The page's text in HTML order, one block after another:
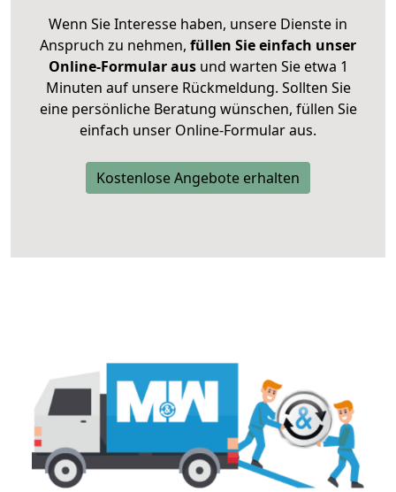
Wenn Sie Interesse haben, unsere Dienste in
Anspruch zu nehmen, füllen Sie einfach unser
Online-Formular ausund warten Sie etwa 1
Minuten auf unsere Rückmeldung. Sollten Sie
eine persönliche Beratung wünschen, füllen Sie
einfach unser Online-Formular aus.
Kostenlose Angebote erhalten